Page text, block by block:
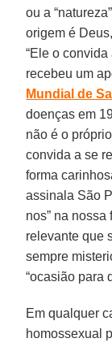
ou a
origem é
“Ele o
recebeu um
Mundial de
doenças em
não é o
convida a se
forma
assinala São
nos” na nossa
relevante que
sempre
“ocasião para
Em qualquer
homossexual